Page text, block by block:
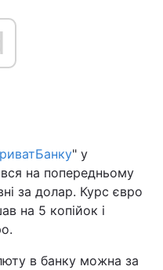
Війна
" у
на попередньому
за долар. Курс євро
на 5 копійок і
в банку можна за